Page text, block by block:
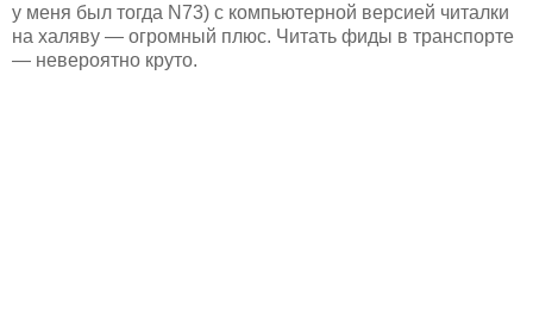
у меня был тогда N73) с компьютерной версией читалки
на халяву — огромный плюс. Читать фиды в транспорте
— невероятно круто.